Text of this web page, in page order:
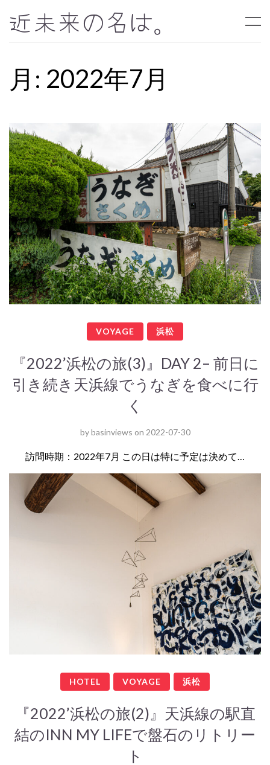
近未来の名は。
月: 2022年7月
VOYAGE 浜松
『2022’浜松の旅(3)』DAY 2– 前日に
引き続き天浜線でうなぎを食べに行
く
bybasinviews on 2022-07-30
訪問時期：2022年7月 この日は特に予定は決めて…
HOTEL VOYAGE 浜松
『2022’浜松の旅(2)』天浜線の駅直
結のINN MY LIFEで盤石のリトリー
ト